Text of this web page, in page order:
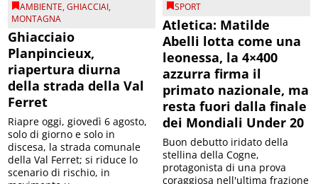
AMBIENTE,GHIACCIAI,
MONTAGNA
Ghiacciaio
Planpincieux,
riapertura diurna
della strada della Val
Ferret
Riapre oggi, giovedì 6 agosto,
solo di giorno e solo in
discesa, la strada comunale
della Val Ferret; si riduce lo
scenario di rischio, in
SPORT
Atletica: Matilde
Abelli lotta come una
leonessa, la 4×400
azzurra firma il
primato nazionale, ma
resta fuori dalla finale
dei Mondiali Under 20
Buon debutto iridato della
stellina della Cogne,
protagonista di una prova
coraggiosa nell'ultima frazione